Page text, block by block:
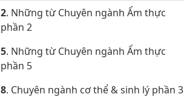
2. Những từ Chuyên ngành Ẩm thực
phần 2
5. Những từ Chuyên ngành Ẩm thực
phần 5
8. Chuyên ngành cơ thể & sinh lý phần 3